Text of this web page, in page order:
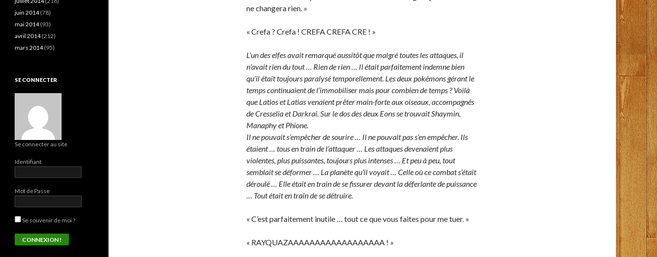
ne changera rien. »
« Crefa ? Crefa ! CREFA CREFA CRE ! »
L’un des elfes avait remarqué aussitôt que malgré toutes les attaques, il
n’avait rien du tout … Rien de rien … Il était parfaitement indemne bien
qu’il était toujours paralysé temporellement. Les deux pokémons gérant le
temps continuaient de l’immobiliser mais pour combien de temps ? Voilà
que Latios et Latias venaient prêter main-forte aux oiseaux, accompagnés
de Cresselia et Darkrai. Sur le dos des deux Eons se trouvait Shaymin,
Manaphy et Phione.
Il ne pouvait s’empêcher de sourire … Il ne pouvait pas s’en empêcher. Ils
étaient … tous en train de l’attaquer … Les attaques devenaient plus
violentes, plus puissantes, toujours plus intenses … Et peu à peu, tout
semblait se déformer … La planète qu’il voyait … Celle où ce combat s’était
déroulé … Elle était en train de se fissurer devant la déferlante de puissance
… Tout était en train de se détruire.
« C’est parfaitement inutile … tout ce que vous faites pour me tuer. »
« RAYQUAZAAAAAAAAAAAAAAAAAA ! »
juin 2014(78)
mai 2014(93)
avril 2014(212)
mars 2014(95)
SE CONNECTER
Se connecter au site
Identifiant
Mot de Passe
Se souvenir de moi ?